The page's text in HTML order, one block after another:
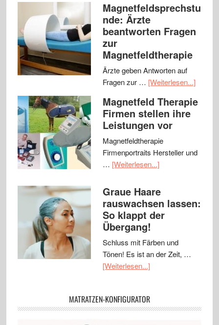
Magnetfeldsprechstu
nde: Ärzte
beantworten Fragen
zur
Magnetfeldtherapie
Ärzte geben Antworten auf
Fragen zur … [Weiterlesen...]
Magnetfeld Therapie
Firmen stellen ihre
Leistungen vor
Magnetfeldtherapie
Firmenportraits Hersteller und
… [Weiterlesen...]
Graue Haare
rauswachsen lassen:
So klappt der
Übergang!
Schluss mit Färben und
Tönen! Es ist an der Zeit, …
[Weiterlesen...]
MATRATZEN-KONFIGURATOR